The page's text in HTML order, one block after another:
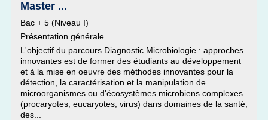
Master ...
Bac + 5 (Niveau I)
Présentation générale
L'objectif du parcours Diagnostic Microbiologie : approches
innovantes est de former des étudiants au développement
et à la mise en oeuvre des méthodes innovantes pour la
détection, la caractérisation et la manipulation de
microorganismes ou d'écosystèmes microbiens complexes
(procaryotes, eucaryotes, virus) dans domaines de la santé,
des...